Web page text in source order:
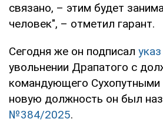
связано, – этим будет
человек", – отметил гарант.
Сегодня же он подписал
увольнении Драпатого с
командующего
новую должность он был
№384/2025.